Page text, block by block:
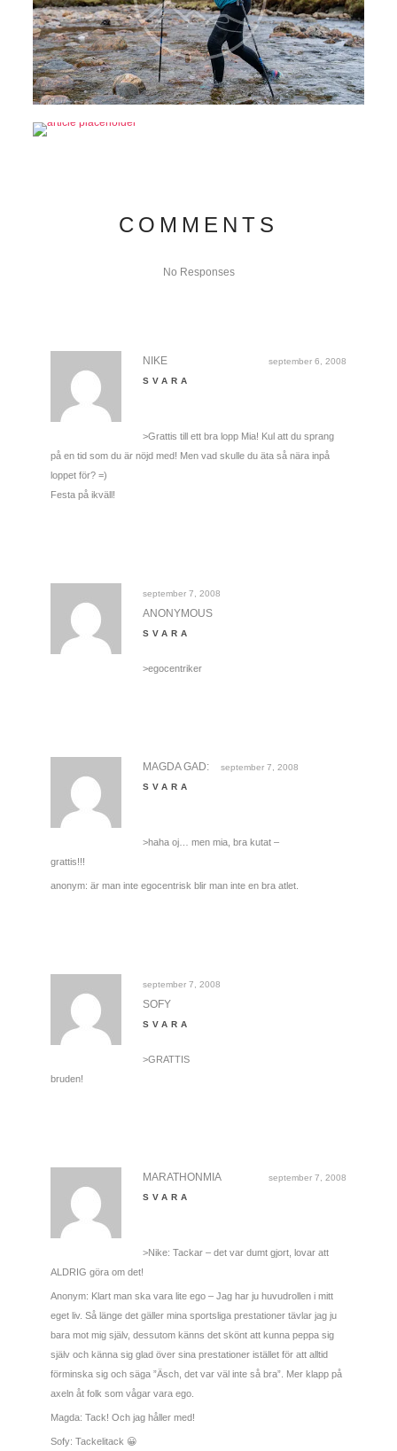
COMMENTS
No Responses
september 6, 2008
NIKE
SVARA
>Grattis till ett bra lopp Mia! Kul att du sprang
på en tid som du är nöjd med! Men vad skulle du äta så nära inpå
loppet för? =)
Festa på ikväll!
september 7, 2008
ANONYMOUS
SVARA
>egocentriker
september 7, 2008
MAGDA GAD:
SVARA
>haha oj… men mia, bra kutat –
grattis!!!
anonym: är man inte egocentrisk blir man inte en bra atlet.
september 7, 2008
SOFY
SVARA
>GRATTIS
bruden!
september 7, 2008
MARATHONMIA
SVARA
>Nike: Tackar – det var dumt gjort, lovar att
ALDRIG göra om det!
Anonym: Klart man ska vara lite ego – Jag har ju huvudrollen i mitt
eget liv. Så länge det gäller mina sportsliga prestationer tävlar jag ju
bara mot mig själv, dessutom känns det skönt att kunna peppa sig
själv och känna sig glad över sina prestationer istället för att alltid
förminska sig och säga ”Äsch, det var väl inte så bra”. Mer klapp på
axeln åt folk som vågar vara ego.
Magda: Tack! Och jag håller med!
Sofy: Tackelitack 😀